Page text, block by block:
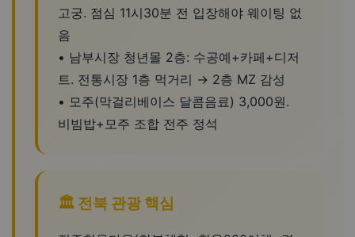
고궁. 점심 11시30분 전 입장해야 웨이팅 없
음
• 남부시장 청년몰 2층: 수공예+카페+디저
트. 전통시장 1층 먹거리 → 2층 MZ 감성
• 모주(막걸리베이스 달콤음료) 3,000원.
비빔밥+모주 조합 전주 정석
🏛️ 전북 관광 핵심